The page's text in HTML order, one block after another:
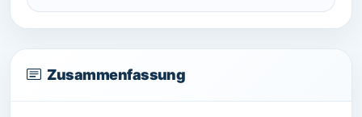
Zusammenfassung